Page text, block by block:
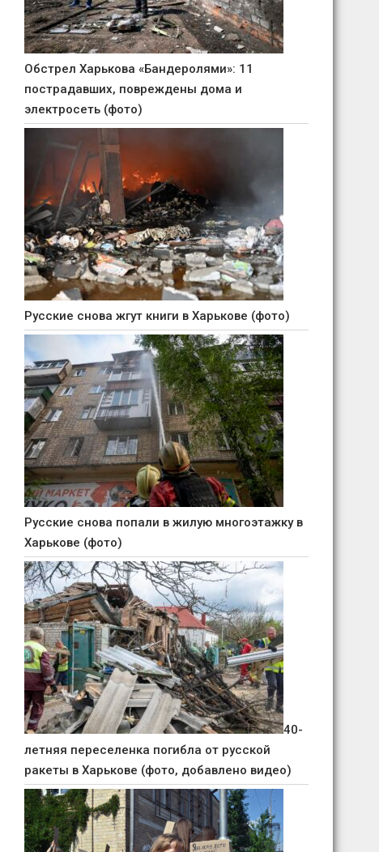
Обстрел Харькова «Бандеролями»: 11
пострадавших, повреждены дома и
электросеть (фото)
Русские снова жгут книги в Харькове (фото)
Русские снова попали в жилую многоэтажку в
Харькове (фото)
40-
летняя переселенка погибла от русской
ракеты в Харькове (фото, добавлено видео)